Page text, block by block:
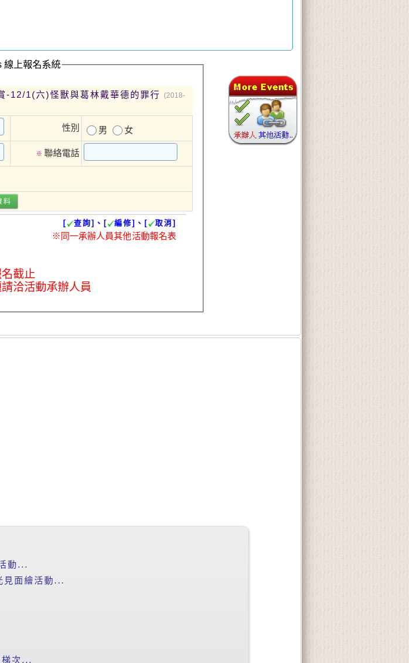
線上報名系統
-12/1(六)怪獸與葛林戴華德的罪行 (2018-
性別 男 女
※ 聯絡電話
料
[ 查詢]、[ 編修]、[ 取消]
※同一承辦人員其他活動報名表
截止
洽活動承辦人員
動...
見面繪活動...
梯次...